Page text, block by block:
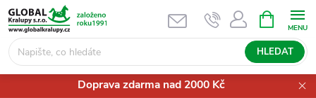
Přejít
na
obsah
HLEDAT
NÁKUPNÍ
KOŠÍK
Doprava zdarma nad 2000 Kč